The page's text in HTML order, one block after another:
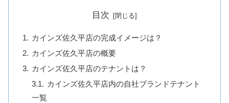
目次
カインズ佐久平店の完成イメージは？
カインズ佐久平店の概要
カインズ佐久平店のテナントは？
カインズ佐久平店内の自社ブランドテナント
一覧